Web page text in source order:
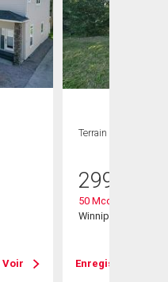
Voir
Terrain
299 900
50 Mccallum
Winnipeg, MB
Enregistrer